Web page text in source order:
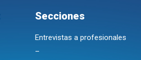
Secciones
Entrevistas a profesionales
–